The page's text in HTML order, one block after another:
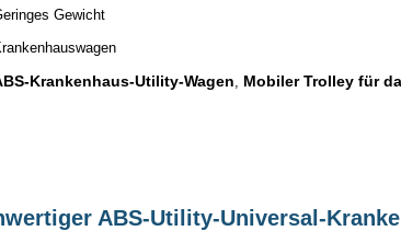
Gewicht
Krankenhaus-Utility-Wagen, Mobiler Trolley für
ABS-Utility-Universal-